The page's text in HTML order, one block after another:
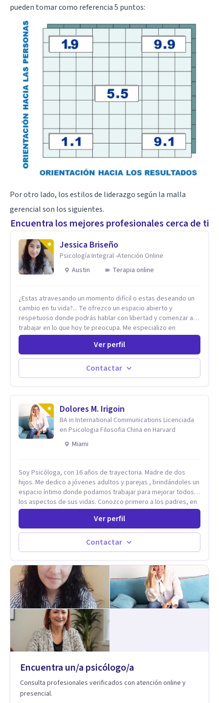
pueden tomar como referencia 5 puntos:
Por otro lado, los estilos de liderazgo según la malla
gerencial son los siguientes.
Encuentra los mejores profesionales cerca de ti
Jessica Briseño
Psicología Integral -Atención Online
Austin
Terapia online
¿Estas atravesando un momento difícil o estas deseando un
cambio en tu vida?... Te ofrezco un espacio abierto y
respetuoso donde podrás hablar con libertad y comenzar a
trabajar en lo que hoy te preocupa. Me especializo en
Trastornos de Ansiedad y a lo largo de mi experiencia
profesional he acompañado a muchas Familias y Parejas con
distintas problemáticas como el manejo del estrés,
Autoestima, Gestión de la Ira, Depresión, Retos en la Crianza,
Codependencia, Celos, entre otros. Cuento con más de 12
Adolescentes y Adultos
Ver perfil
Contactar
Dolores M. Irigoin
BA in International Communications Licenciada
en Psicologia Filosofia China en Harvard
Miami
Soy Psicóloga, con 16 años de trayectoria. Madre de dos
hijos. Me dedico a jóvenes adultos y parejas , brindándoles un
espacio íntimo donde podamos trabajar para mejorar todos
los aspectos de sus vidas. Conozco primero a los padres, en
el caso de niños u adolescentes, para luego seguir la terapia
con sus hijos, apuntalándolos en su futuro personal,
universitario y profesional, siempre conteniendo
paralelamente a los padres y brindándoles un espacio de
seguridad. Hago terapia de pareja y adultos con método
Ver perfil
Contactar
Encuentra un/a psicólogo/a
Consulta profesionales verificados con atención online y
presencial.